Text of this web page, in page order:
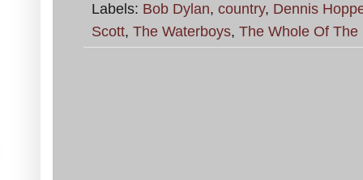
Labels: Bob Dylan, country, Dennis
Scott, The Waterboys, The Whole Of The